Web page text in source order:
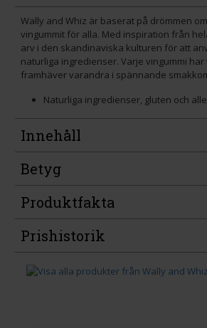
Wally and Whiz är baserat på drömmen
vingummit för alla. Med inspiration från
arv i den skandinaviska kulturen för att
naturliga ingredienser. Varje vingummi
framhäver varandra i spännande
Naturliga ingredienser, gluten och
Innehåll
Betyg
Produktfakta
Prishistorik